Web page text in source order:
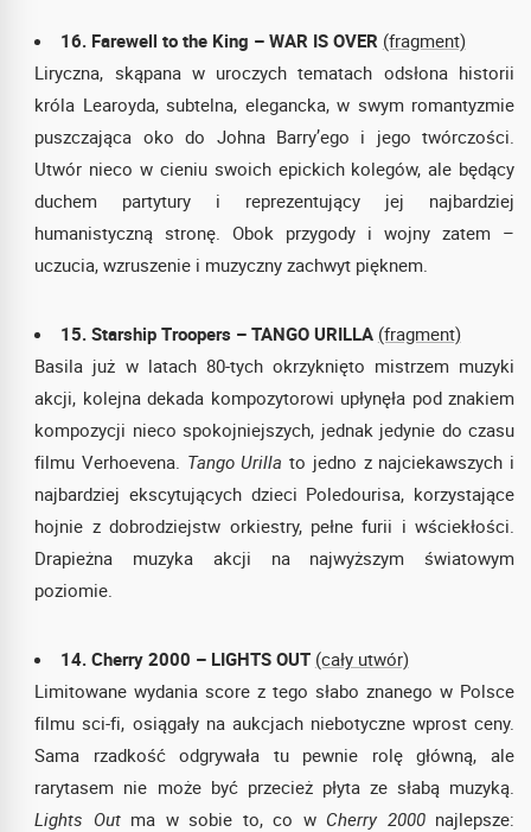
16. Farewell to the King – WAR IS OVER (fragment)
Liryczna, skąpana w uroczych tematach odsłona historii
króla Learoyda, subtelna, elegancka, w swym romantyzmie
puszczająca oko do Johna Barry’ego i jego twórczości.
Utwór nieco w cieniu swoich epickich kolegów, ale będący
duchem partytury i reprezentujący jej najbardziej
humanistyczną stronę. Obok przygody i wojny zatem –
uczucia, wzruszenie i muzyczny zachwyt pięknem.
15. Starship Troopers – TANGO URILLA (fragment)
Basila już w latach 80-tych okrzyknięto mistrzem muzyki
akcji, kolejna dekada kompozytorowi upłynęła pod znakiem
kompozycji nieco spokojniejszych, jednak jedynie do czasu
filmu Verhoevena. Tango Urilla to jedno z najciekawszych i
najbardziej ekscytujących dzieci Poledourisa, korzystające
hojnie z dobrodziejstw orkiestry, pełne furii i wściekłości.
Drapieżna muzyka akcji na najwyższym światowym
poziomie.
14. Cherry 2000 – LIGHTS OUT (cały utwór)
Limitowane wydania score z tego słabo znanego w Polsce
filmu sci-fi, osiągały na aukcjach niebotyczne wprost ceny.
Sama rzadkość odgrywała tu pewnie rolę główną, ale
rarytasem nie może być przecież płyta ze słabą muzyką.
Lights Outma w sobie to, co w Cherry 2000najlepsze: